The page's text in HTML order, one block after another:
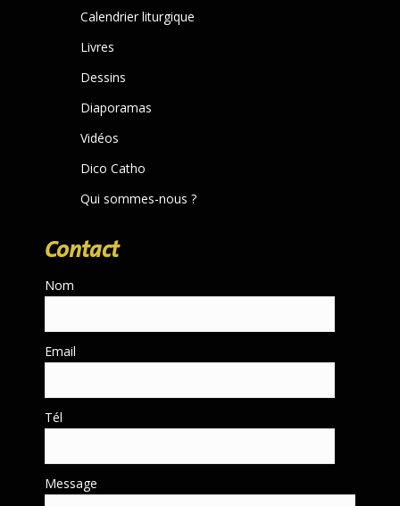
window
Calendrier liturgique
Livres
Dessins
Diaporamas
Vidéos
Dico Catho
Qui sommes-nous ?
Contact
Nom
Email
Tél
Message